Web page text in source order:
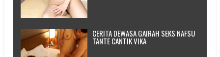
CERITA DEWASA GAIRAH SEKS NAFSU
TANTE CANTIK VIKA